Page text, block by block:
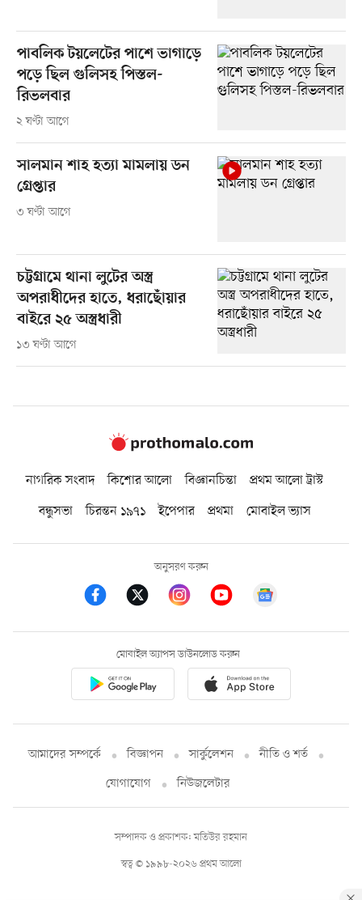
পাবলিক টয়লেটের পাশে ভাগাড়ে
পড়ে ছিল গুলিসহ পিস্তল-
রিভলবার
২ ঘণ্টা আগে
সালমান শাহ হত্যা মামলায় ডন
গ্রেপ্তার
৩ ঘণ্টা আগে
চট্টগ্রামে থানা লুটের অস্ত্র
অপরাধীদের হাতে, ধরাছোঁয়ার
বাইরে ২৫ অস্ত্রধারী
১৩ ঘণ্টা আগে
নাগরিক সংবাদ কিশোর আলো বিজ্ঞানচিন্তা
প্রথম আলো ট্রাস্ট
বন্ধুসভা
চিরন্তন ১৯৭১ ইপেপার প্রথমা মোবাইল ভ্যাস
অনুসরণ করুন
মোবাইল অ্যাপস ডাউনলোড করুন
আমাদের সম্পর্কে বিজ্ঞাপন সার্কুলেশন
নীতি ও শর্ত
যোগাযোগ
নিউজলেটার
স্বত্ব © ১৯৯৮-২০২৬ প্রথম আলো
সম্পাদক ও প্রকাশক: মতিউর রহমান